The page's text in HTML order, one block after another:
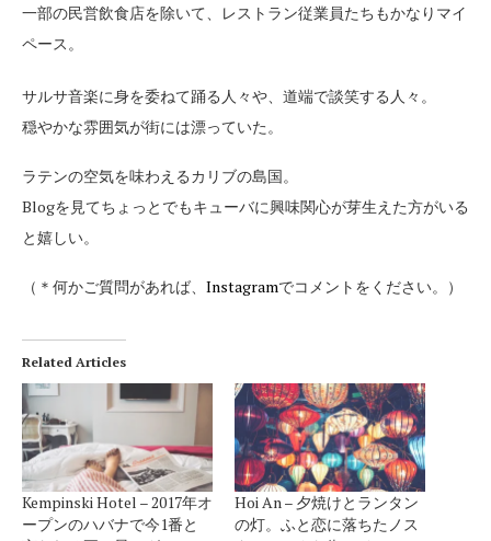
一部の民営飲食店を除いて、レストラン従業員たちもかなりマイ
ペース。
サルサ音楽に身を委ねて踊る人々や、道端で談笑する人々。
穏やかな雰囲気が街には漂っていた。
ラテンの空気を味わえるカリブの島国。
Blogを見てちょっとでもキューバに興味関心が芽生えた方がいる
と嬉しい。
（＊何かご質問があれば、 Instagramでコメントをください。）
Related Articles
Kempinski Hotel – 2017年オ
ープンのハバナで今1番と
Hoi An – 夕焼けとランタン
の灯。ふと恋に落ちたノス